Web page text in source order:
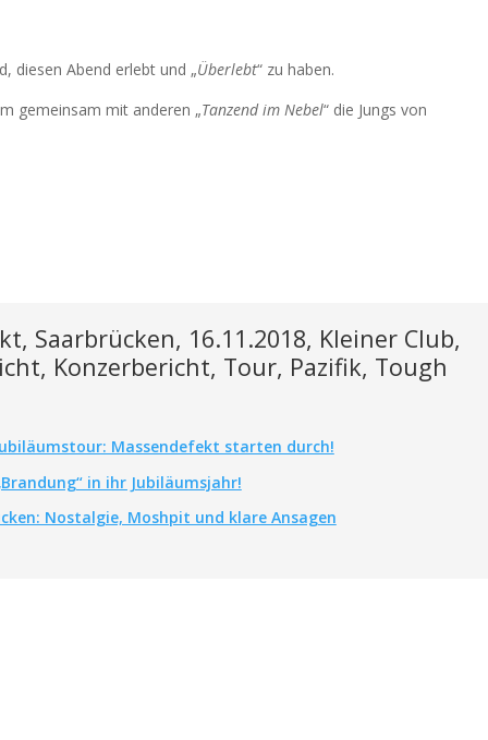
diesen Abend erlebt und „Überlebt“ zu haben.
gemeinsam mit anderen „Tanzend im Nebel“ die Jungs von
Saarbrücken, 16.11.2018, Kleiner Club,
Konzerbericht, Tour, Pazifik, Tough
Massendefekt starten durch!
in ihr Jubiläumsjahr!
Nostalgie, Moshpit und klare Ansagen